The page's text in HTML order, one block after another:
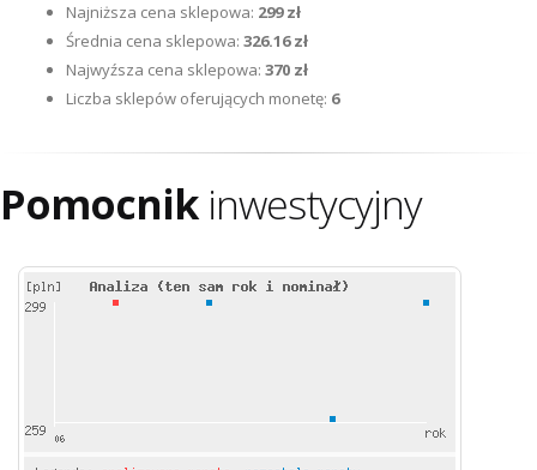
Najniższa cena sklepowa: 299 zł
Średnia cena sklepowa: 326.16 zł
Najwyźsza cena sklepowa: 370 zł
Liczba sklepów oferujących monetę: 6
Pomocnikinwestycyjny